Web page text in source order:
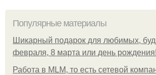
Популярные материалы
Шикарный подарок для любимых,
февраля, 8 марта или день рождения!
Работа в MLM, то есть сетевой